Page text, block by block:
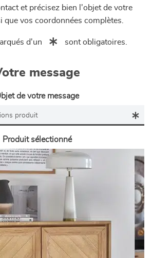
et précisez bien l'objet de votre
que vos coordonnées complètes.
d'un sont obligatoires.
message
de votre message
Produit sélectionné